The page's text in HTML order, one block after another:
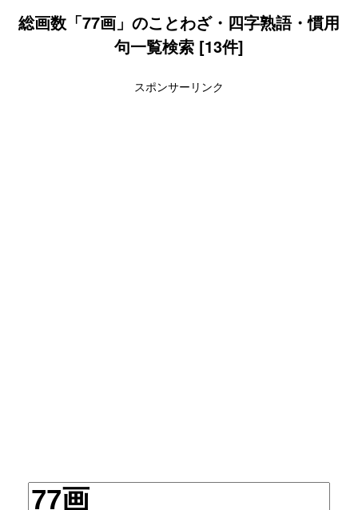
総画数「77画」のことわざ・四字熟語・慣用
句一覧検索 [13件]
スポンサーリンク